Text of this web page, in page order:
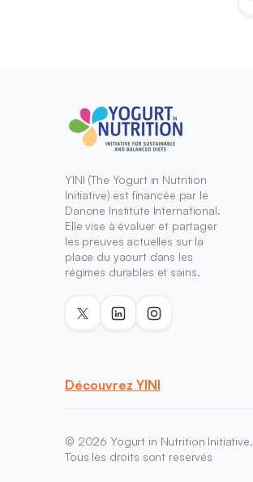
Découvrez YINI
YINI (The Yogurt in Nutrition
Initiative) est financée par le
Danone Institute International.
Elle vise à évaluer et partager
les preuves actuelles sur la
place du yaourt dans les
régimes durables et sains.
© 2026 Yogurt in Nutrition Initiative.
Tous les droits sont reservés